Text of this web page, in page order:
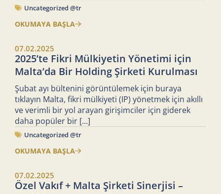
Uncategorized @tr
OKUMAYA BAŞLA
07.02.2025
2025’te Fikri Mülkiyetin Yönetimi için
Malta’da Bir Holding Şirketi Kurulması
Şubat ayı bültenini görüntülemek için buraya
tıklayın Malta, fikri mülkiyeti (IP) yönetmek için akıllı
ve verimli bir yol arayan girişimciler için giderek
daha popüler bir [...]
Uncategorized @tr
OKUMAYA BAŞLA
07.02.2025
Özel Vakıf + Malta Şirketi Sinerjisi –